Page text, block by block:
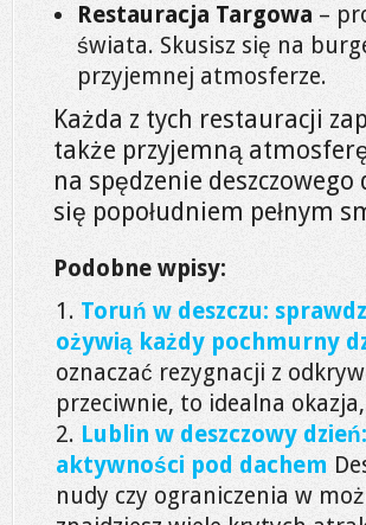
Restauracja Targowa –
świata. Skusisz się na
przyjemnej atmosferze.
Każda z tych restauracji
także przyjemną
na spędzenie
się popołudniem pełnym
Podobne wpisy:
Toruń w deszczu:
ożywią każdy pochmurny
oznaczać rezygnacji z
przeciwnie, to idealna
Lublin w deszczowy
aktywności pod dachem
nudy czy ograniczenia w